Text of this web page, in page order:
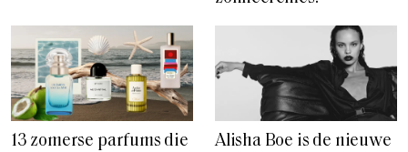
13 zomerse parfums die
Alisha Boe is de nieuwe